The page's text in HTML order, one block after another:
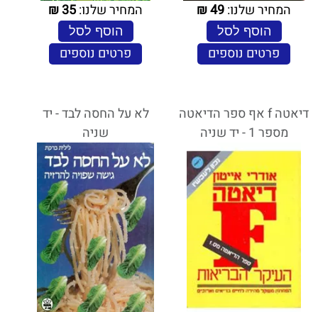
המחיר שלנו:49
₪
הוסף לסל
פרטים נוספים
המחיר שלנו:35
₪
הוסף לסל
פרטים נוספים
דיאטה f אף ספר הדיאטה
מספר 1 - יד שניה
לא על החסה לבד - יד
שניה